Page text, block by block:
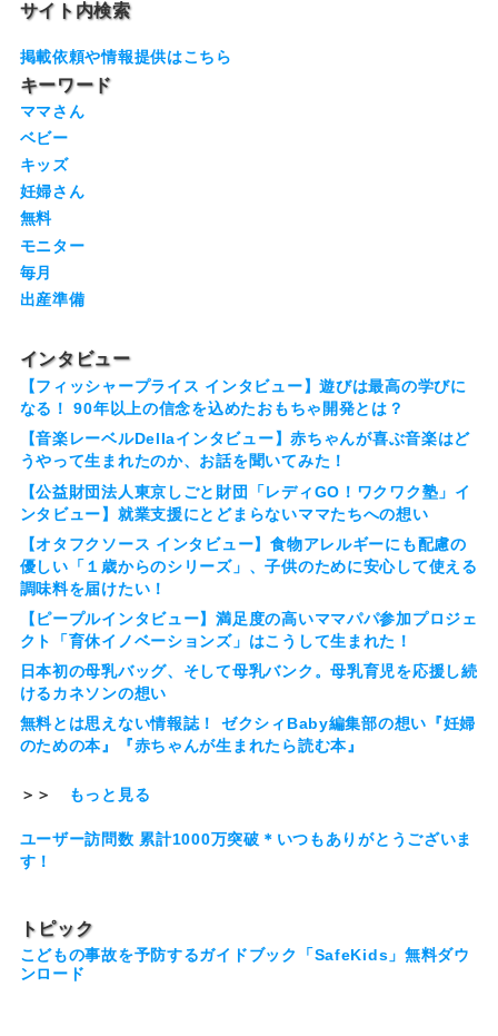
サイト内検索
掲載依頼や情報提供はこちら
キーワード
ママさん
ベビー
キッズ
妊婦さん
無料
モニター
毎月
出産準備
インタビュー
【フィッシャープライス インタビュー】遊びは最高の学びに
なる！ 90年以上の信念を込めたおもちゃ開発とは？
【音楽レーベルDellaインタビュー】赤ちゃんが喜ぶ音楽はど
うやって生まれたのか、お話を聞いてみた！
【公益財団法人東京しごと財団「レディGO！ワクワク塾」イ
ンタビュー】就業支援にとどまらないママたちへの想い
【オタフクソース インタビュー】食物アレルギーにも配慮の
優しい「１歳からのシリーズ」、子供のために安心して使える
調味料を届けたい！
【ピープルインタビュー】満足度の高いママパパ参加プロジェ
クト「育休イノベーションズ」はこうして生まれた！
日本初の母乳バッグ、そして母乳バンク。母乳育児を応援し続
けるカネソンの想い
無料とは思えない情報誌！ ゼクシィBaby編集部の想い『妊婦
のための本』『赤ちゃんが生まれたら読む本』
＞＞ もっと見る
ユーザー訪問数 累計1000万突破＊いつもありがとうございま
す！
トピック
こどもの事故を予防するガイドブック「SafeKids」無料ダウ
ンロード